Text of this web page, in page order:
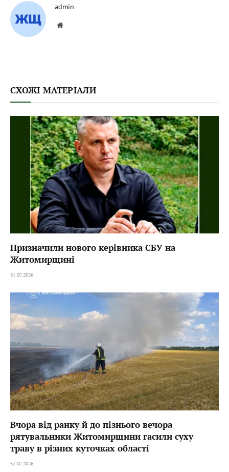
admin
Website
СХОЖІ МАТЕРІАЛИ
Призначили нового керівника СБУ на
Житомирщині
31.07.2026
Вчора від ранку й до пізнього вечора
рятувальники Житомирщини гасили суху
траву в різних куточках області
31.07.2026